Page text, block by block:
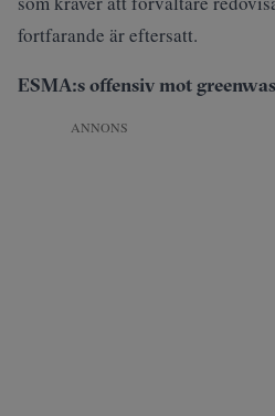
fortfarande är eftersatt.
ESMA:s offensiv mot
ANNONS